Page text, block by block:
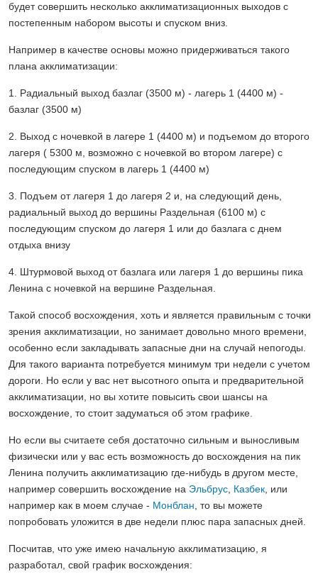
будет совершить несколько акклиматизационных выходов с
постепенным набором высоты и спуском вниз.
Например в качестве основы можно придерживаться такого
плана акклиматизации:
1. Радиальный выход базлаг (3500 м) - лагерь 1 (4400 м) -
базлаг (3500 м)
2. Выход с ночевкой в лагере 1 (4400 м) и подъемом до второго
лагеря ( 5300 м, возможно с ночевкой во втором лагере) с
последующим спуском в лагерь 1 (4400 м)
3. Подъем от лагеря 1 до лагеря 2 и, на следующий день,
радиальный выход до вершины Раздельная (6100 м) с
последующим спуском до лагеря 1 или до базлага с днем
отдыха внизу
4. Штурмовой выход от базлага или лагеря 1 до вершины пика
Ленина с ночевкой на вершине Раздельная.
Такой способ восхождения, хоть и является правильным с точки
зрения акклиматизации, но занимает довольно много времени,
особенно если закладывать запасные дни на случай непогоды.
Для такого варианта потребуется минимум три недели с учетом
дороги. Но если у вас нет высотного опыта и предварительной
акклиматизации, но вы хотите повысить свои шансы на
восхождение, то стоит задуматься об этом графике.
Но если вы считаете себя достаточно сильным и выносливым
физически или у вас есть возможность до восхождения на пик
Ленина получить акклиматизацию где-нибудь в другом месте,
например совершить восхождение на Эльбрус, Казбек, или
например как в моем случае - Монблан, то вы можете
попробовать уложится в две недели плюс пара запасных дней.
Посчитав, что уже имею начальную акклиматизацию, я
разработал, свой график восхождения: